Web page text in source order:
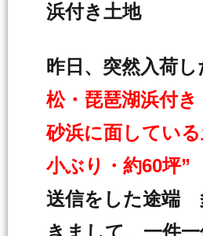
浜付き土地
昨日、突然入荷
松・琵琶湖浜付
砂浜に面してい
小ぶり・約60坪”
送信をした途端
きまして、一件